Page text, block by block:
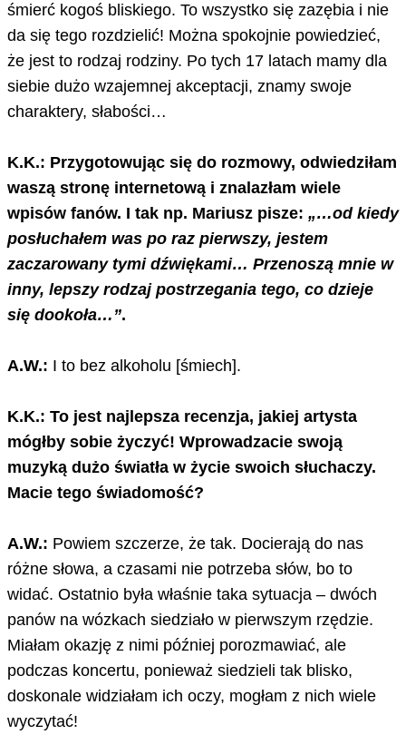
śmierć kogoś bliskiego. To wszystko się zazębia i nie
da się tego rozdzielić! Można spokojnie powiedzieć,
że jest to rodzaj rodziny. Po tych 17 latach mamy dla
siebie dużo wzajemnej akceptacji, znamy swoje
charaktery, słabości…
K.K.: Przygotowując się do rozmowy, odwiedziłam
waszą stronę internetową i znalazłam wiele
wpisów fanów. I tak np. Mariusz pisze: „…od kiedy
posłuchałem was po raz pierwszy, jestem
zaczarowany tymi dźwiękami… Przenoszą mnie w
inny, lepszy rodzaj postrzegania tego, co dzieje
się dookoła…”.
A.W.: I to bez alkoholu [śmiech].
K.K.: To jest najlepsza recenzja, jakiej artysta
mógłby sobie życzyć! Wprowadzacie swoją
muzyką dużo światła w życie swoich słuchaczy.
Macie tego świadomość?
A.W.: Powiem szczerze, że tak. Docierają do nas
różne słowa, a czasami nie potrzeba słów, bo to
widać. Ostatnio była właśnie taka sytuacja – dwóch
panów na wózkach siedziało w pierwszym rzędzie.
Miałam okazję z nimi później porozmawiać, ale
podczas koncertu, ponieważ siedzieli tak blisko,
doskonale widziałam ich oczy, mogłam z nich wiele
wyczytać!